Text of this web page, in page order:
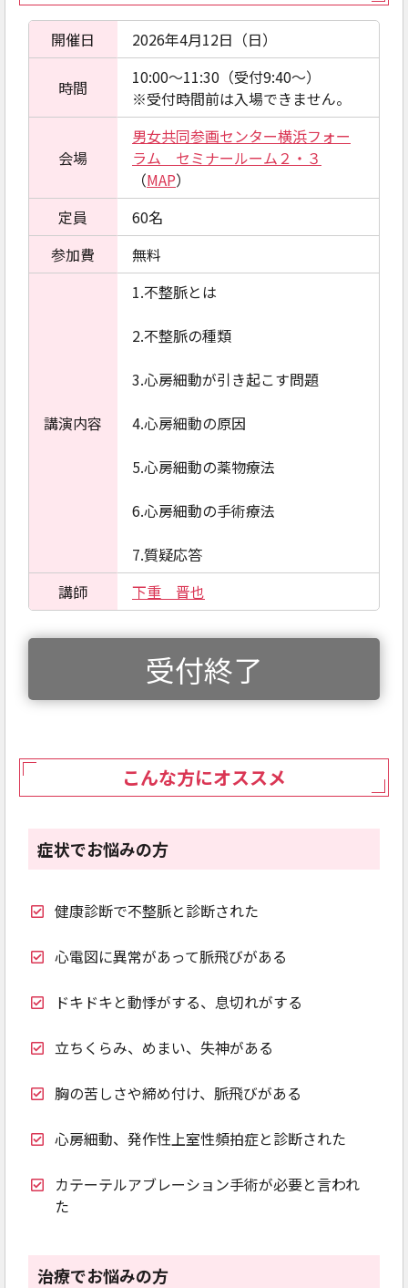
開催日 2026年4月12日（日）
時間
10:00～11:30（受付9:40～）
※受付時間前は入場できません。
会場
男女共同参画センター横浜フォー
ラム セミナールーム２・３
（MAP）
定員
60名
参加費
無料
講演内容
1.不整脈とは
2.不整脈の種類
3.心房細動が引き起こす問題
4.心房細動の原因
5.心房細動の薬物療法
6.心房細動の手術療法
7.質疑応答
講師
下重 晋也
受付終了
こんな方にオススメ
症状でお悩みの方
健康診断で不整脈と診断された
心電図に異常があって脈飛びがある
ドキドキと動悸がする、息切れがする
立ちくらみ、めまい、失神がある
胸の苦しさや締め付け、脈飛びがある
心房細動、発作性上室性頻拍症と診断された
カテーテルアブレーション手術が必要と言われ
た
治療でお悩みの方